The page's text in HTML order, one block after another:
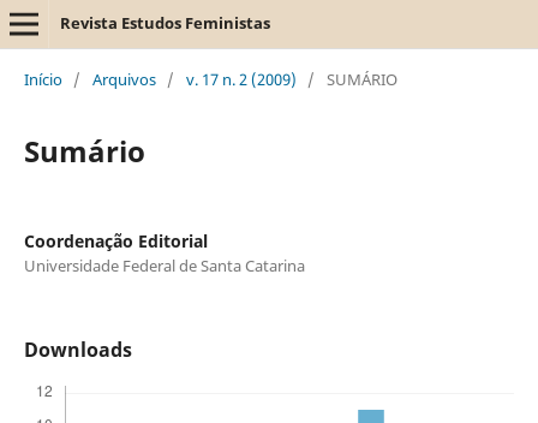
Revista Estudos Feministas
Início / Arquivos / v. 17 n. 2 (2009) / SUMÁRIO
Sumário
Coordenação Editorial
Universidade Federal de Santa Catarina
Downloads